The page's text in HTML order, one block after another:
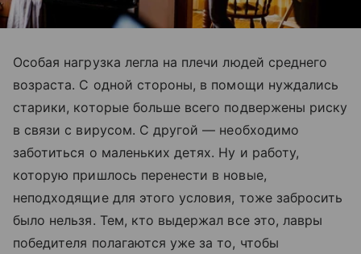
Особая нагрузка легла на плечи людей среднего
возраста. С одной стороны, в помощи нуждались
старики, которые больше всего подвержены риску
в связи с вирусом. С другой — необходимо
заботиться о маленьких детях. Ну и работу,
которую пришлось перенести в новые,
неподходящие для этого условия, тоже забросить
было нельзя. Тем, кто выдержал все это, лавры
победителя полагаются уже за то, чтобы